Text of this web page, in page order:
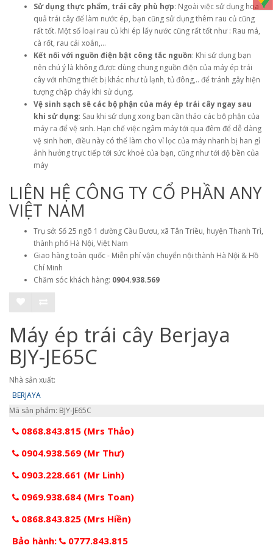
Sử dụng thực phẩm, trái cây phù hợp: Ngoài việc sử dụng hoa
quả trái cây để làm nước ép, bạn cũng sử dụng thêm rau củ cũng
rất tốt. Một số loại rau củ khi ép lấy nước cũng rất tốt như : Rau má,
cà rốt, rau cải xoắn,...
Kết nối với nguồn điện bật công tắc nguồn: Khi sử dụng bạn
nên chú ý là không được dùng chung nguồn điện của máy ép trái
cây với những thiết bị khác như tủ lạnh, tủ đông,.. để tránh gây hiện
tượng chập cháy khi sử dụng.
Vệ sinh sạch sẽ các bộ phận của máy ép trái cây ngay sau
khi sử dụng: Sau khi sử dụng xong bạn cần tháo các bộ phận của
máy ra để vệ sinh. Hạn chế việc ngâm máy tới qua đêm để dễ dàng
vệ sinh hơn, điều này có thể làm cho vỉ lọc của máy nhanh bị han gỉ
ảnh hưởng trực tiếp tới sức khoẻ của bạn, cũng như tới độ bền của
máy
LIÊN HỆ CÔNG TY CỔ PHẦN ANY
VIỆT NAM
Trụ sở: Số 25 ngõ 1 đường Cầu Bươu, xã Tân Triều, huyện Thanh Trì,
thành phố Hà Nội, Việt Nam
Giao hàng toàn quốc - Miễn phí vận chuyển nội thành Hà Nội & Hồ
Chí Minh
Chăm sóc khách hàng: 0904.938.569
Máy ép trái cây Berjaya
BJY-JE65C
Nhà sản xuất:
BERJAYA
Mã sản phẩm: BJY-JE65C
0868.843.815 (Mrs Thảo)
0904.938.569 (Mr Thư)
0903.228.661 (Mr Linh)
0969.938.684 (Mrs Toan)
0868.843.825 (Mrs Hiền)
Bảo hành:
0777.843.815